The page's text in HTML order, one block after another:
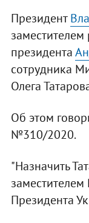
Президент
президента
сотрудника
Олега
Об этом
№310/2020.
"Назначить
Президента